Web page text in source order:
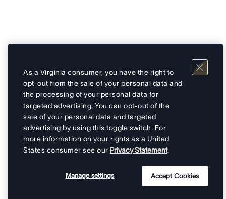
As a Virginia consumer, you have the right to
opt-out from the sale of your personal data and
the processing of your personal data for
targeted advertising. You can opt-out of the
sale of your personal data and targeted
advertising by using this toggle switch. For
more information on your rights as a United
States consumer see our Privacy Statement.
Manage settings Accept Cookies